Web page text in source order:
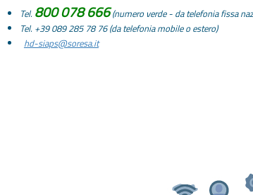
Tel. 800 078 666(numero verde - da telefonia fissa
Tel. +39 089 285 78 76 (da telefonia mobile o estero)
hd-siaps@soresa.it